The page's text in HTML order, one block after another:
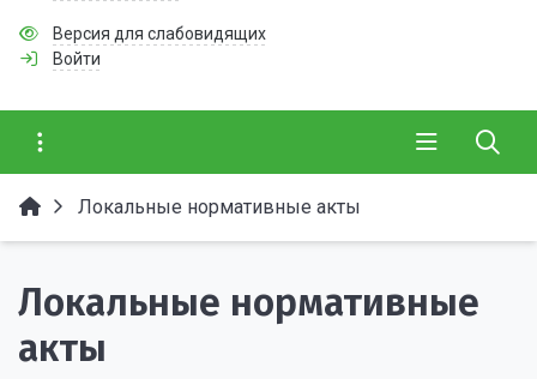
Версия для слабовидящих
Войти
Локальные нормативные акты
Локальные нормативные
акты